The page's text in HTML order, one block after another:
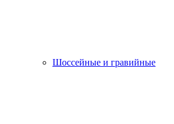
Шоссейные и гравийные